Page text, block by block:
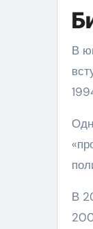
В
В